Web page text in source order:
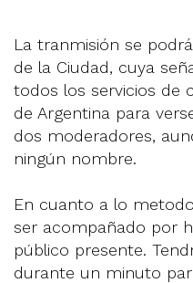
La tranmisión se
de la Ciudad, cuya
todos los servicios de
de Argentina para
dos moderadores,
ningún nombre.
En cuanto a lo
ser acompañado por
público presente.
durante un minuto